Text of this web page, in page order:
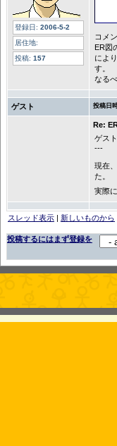
登録日: 2006-5-2
居住地:
投稿: 157
コメ
ER図
によ
す。
なる
ゲスト 投稿日
Re:
ゲス
---
現在
た。
実際
スレッド表示 | 新しいものから
投稿するにはまず登録を